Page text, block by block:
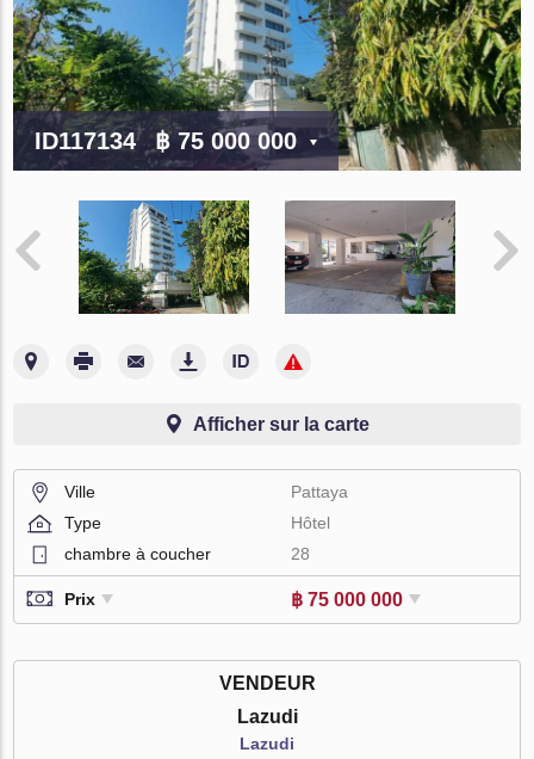
ID117134 ฿ 75 000 000
Afficher sur la carte
Ville
Pattaya
Type
Hôtel
chambre à coucher
28
Prix ฿ 75 000 000
VENDEUR
Lazudi
Lazudi